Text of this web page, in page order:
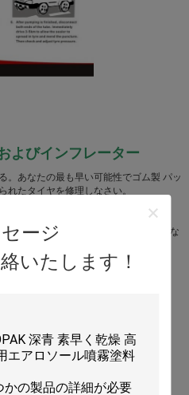
ージ
いたします！
よびインフレーター
。あなたの最も早い可能性でゴム製 パッ
れたタイヤを修理しなさい。
れば、または缶を焼却処分してはいけな